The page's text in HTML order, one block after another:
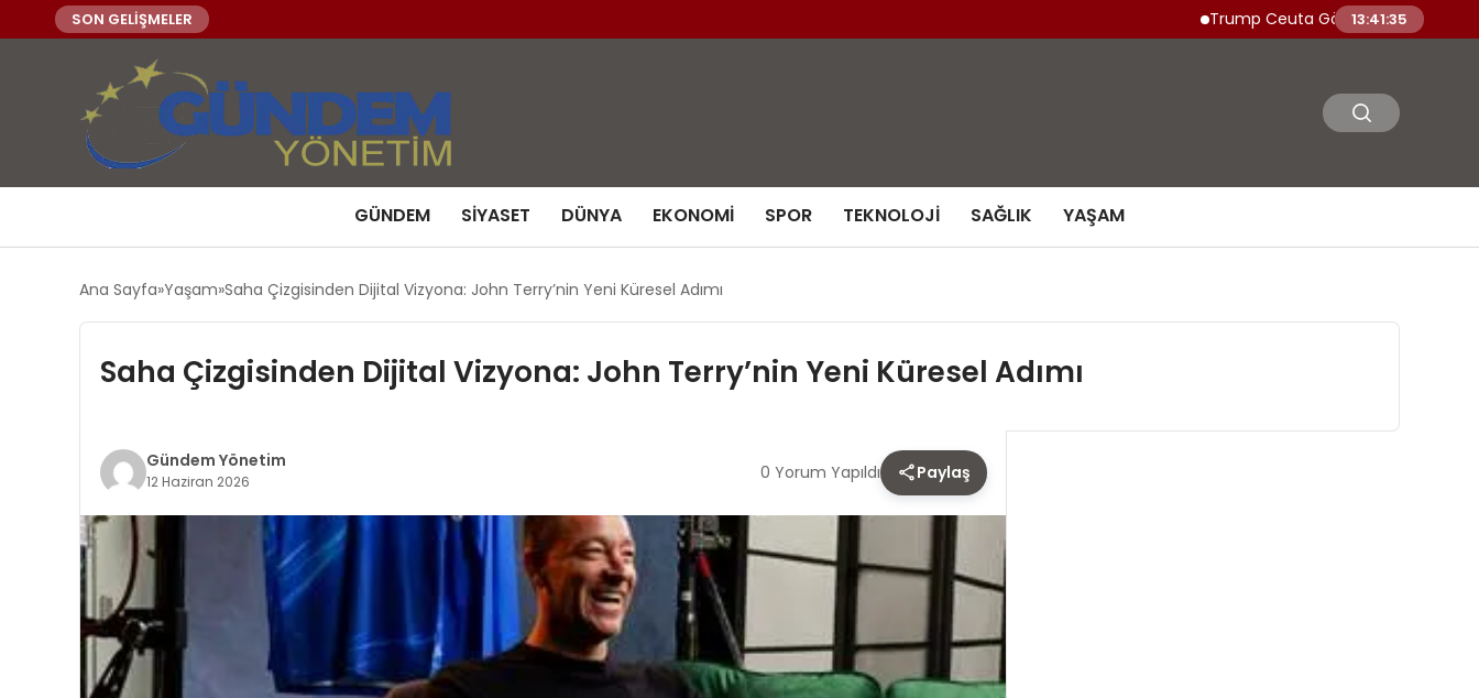
SON GELİŞMELER Trump Ceuta Göçmen Akınına İşgal Dedi
13:41:36
GÜNDEM SIYASET DÜNYA EKONOMI SPOR TEKNOLOJI SAĞLIK YAŞAM
Ana Sayfa Yaşam Saha Çizgisinden Dijital Vizyona: John Terry’nin Yeni Küresel Adımı
Saha Çizgisinden Dijital Vizyona: John Terry’nin Yeni Küresel Adımı
Gündem Yönetim
12 Haziran 2026 0 Yorum Yapıldı Paylaş